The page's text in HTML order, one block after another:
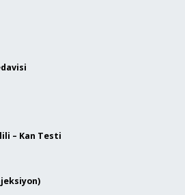
– Kan Testi